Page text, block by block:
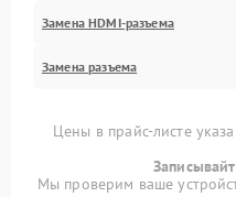
Замена HDMI-разъема
Замена разъема
Цены в прайс-листе
Мы проверим ваше